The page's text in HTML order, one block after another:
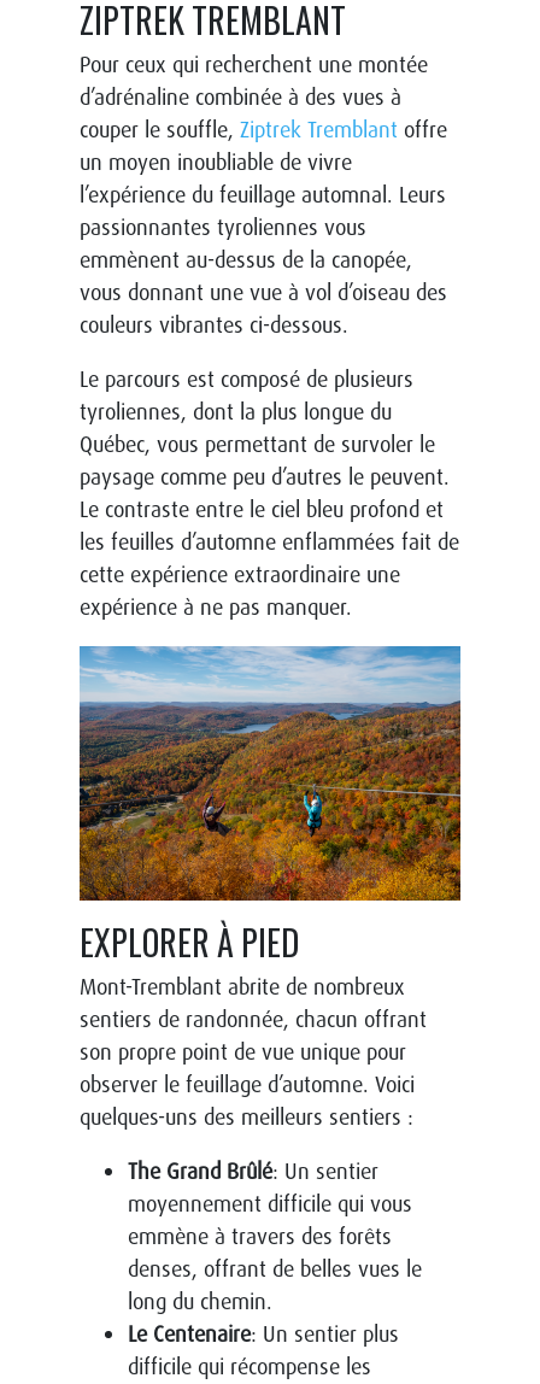
ZIPTREK TREMBLANT
Pour ceux qui recherchent une montée
d’adrénaline combinée à des vues à
couper le souffle,Ziptrek Tremblant offre
un moyen inoubliable de vivre
l’expérience du feuillage automnal. Leurs
passionnantes tyroliennes vous
emmènent au-dessus de la canopée,
vous donnant une vue à vol d’oiseau des
couleurs vibrantes ci-dessous.
Le parcours est composé de plusieurs
tyroliennes, dont la plus longue du
Québec, vous permettant de survoler le
paysage comme peu d’autres le peuvent.
Le contraste entre le ciel bleu profond et
les feuilles d’automne enflammées fait de
cette expérience extraordinaire une
expérience à ne pas manquer.
EXPLORER À PIED
Mont-Tremblant abrite de nombreux
sentiers de randonnée, chacun offrant
son propre point de vue unique pour
observer le feuillage d’automne. Voici
quelques-uns des meilleurs sentiers :
The Grand Brûlé: Un sentier
moyennement difficile qui vous
emmène à travers des forêts
denses, offrant de belles vues le
long du chemin.
Le Centenaire: Un sentier plus
difficile qui récompense les